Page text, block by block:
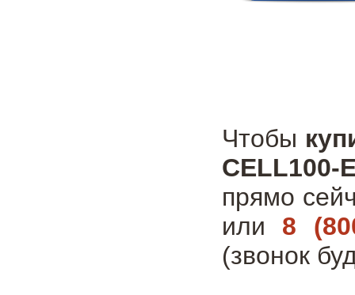
Чтобы
CELL100-
прямо
или 8
(звонок